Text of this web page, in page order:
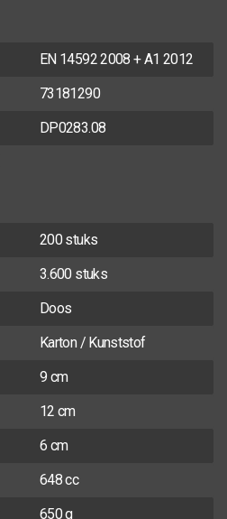
EN 14592 2008 + A1 2012
73181290
DP0283.08
200 stuks
3.600 stuks
Doos
Karton / Kunststof
9 cm
12 cm
6 cm
648 cc
650 g